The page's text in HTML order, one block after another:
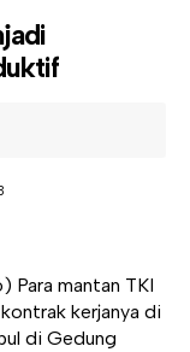
Para mantan TKI
kerjanya di
di Gedung